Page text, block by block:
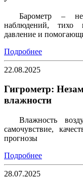
Барометр –
наблюдений, тихо
давление и
Подробнее
22.08.2025
Гигрометр:
влажности
Влажность
самочувствие,
прогнозы
Подробнее
28.07.2025